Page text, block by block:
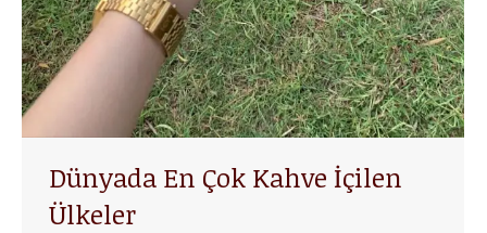
Dünyada En Çok Kahve İçilen
Ülkeler